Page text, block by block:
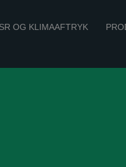
OG KLIMAAFTRYK